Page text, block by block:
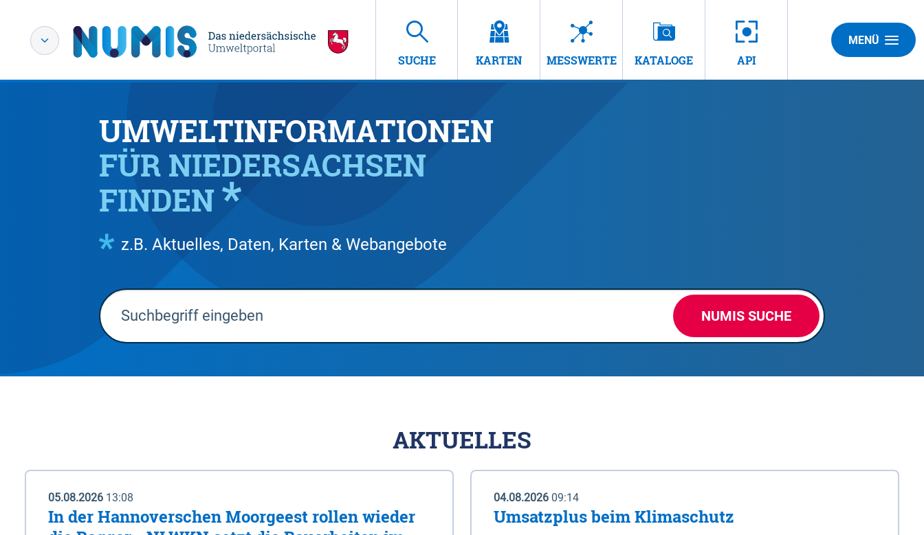
SUCHE KARTEN MESSWERTE KATALOGE API
MENÜ
UMWELTINFORMATIONEN
FÜR NIEDERSACHSEN
FINDEN
z.B. Aktuelles, Daten, Karten & Webangebote
NUMIS SUCHE
AKTUELLES
05.08.2026 13:08
In der Hannoverschen Moorgeest rollen wieder
04.08.2026 09:14
Umsatzplus beim Klimaschutz